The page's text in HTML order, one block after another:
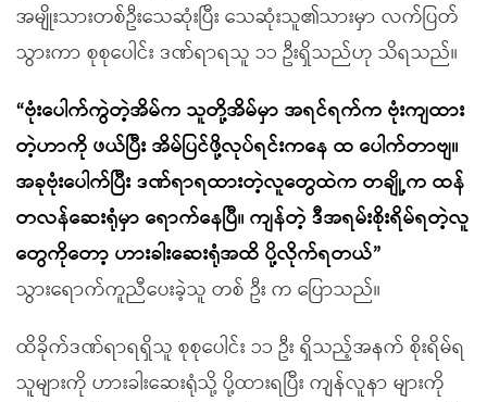
အမျိုးသားတစ်ဦးသေဆုံးပြီး သေဆုံးသူ၏သားမှာ လက်ပြတ်
သွားကာ စုစုပေါင်း ဒဏ်ရာရသူ ၁၁ ဦးရှိသည်ဟု သိရသည်။
“ဗုံးပေါက်ကွဲတဲ့အိမ်က သူတို့အိမ်မှာ အရင်ရက်က ဗုံးကျထား
တဲ့ဟာကို ဖယ်ပြီး အိမ်ပြင်ဖို့လုပ်ရင်းကနေ ထ ပေါက်တာဗျ။
အခုဗုံးပေါက်ပြီး ဒဏ်ရာရထားတဲ့လူတွေထဲက တချို့က ထန်
တလန်ဆေးရုံမှာ ရောက်နေပြီ။ ကျန်တဲ့ ဒီအရမ်းစိုးရိမ်ရတဲ့လူ
တွေကိုတော့ ဟားခါးဆေးရုံအထိ ပို့လိုက်ရတယ်”
သွားရောက်ကူညီပေးခဲ့သူ တစ် ဦး က ပြောသည်။
ထိခိုက်ဒဏ်ရာရရှိသူ စုစုပေါင်း ၁၁ ဦး ရှိသည့်အနက် စိုးရိမ်ရ
သူများကို ဟားခါးဆေးရုံသို့ ပို့ထားရပြီး ကျန်လူနာ များကို